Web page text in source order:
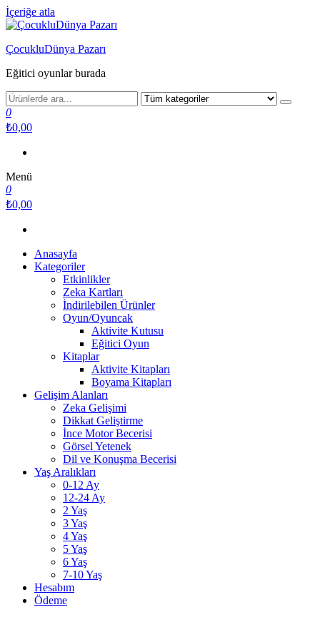
İçeriğe atla
ÇocukluDünya Pazarı
Eğitici oyunlar burada
0
₺0,00
Menü
0
₺0,00
Anasayfa
Kategoriler
Etkinlikler
Zeka Kartları
İndirilebilen Ürünler
Oyun/Oyuncak
Aktivite Kutusu
Eğitici Oyun
Kitaplar
Aktivite Kitapları
Boyama Kitapları
Gelişim Alanları
Zeka Gelişimi
Dikkat Geliştirme
İnce Motor Becerisi
Görsel Yetenek
Dil ve Konuşma Becerisi
Yaş Aralıkları
0-12 Ay
12-24 Ay
2 Yaş
3 Yaş
4 Yaş
5 Yaş
6 Yaş
7-10 Yaş
Hesabım
Ödeme